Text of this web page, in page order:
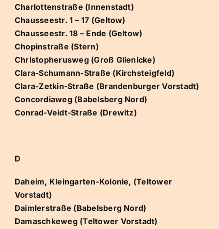
Charlottenstraße (Innenstadt)
Chausseestr. 1 – 17 (Geltow)
Chausseestr. 18 – Ende (Geltow)
Chopinstraße (Stern)
Christopherusweg (Groß Glienicke)
Clara-Schumann-Straße (Kirchsteigfeld)
Clara-Zetkin-Straße (Brandenburger Vorstadt)
Concordiaweg (Babelsberg Nord)
Conrad-Veidt-Straße (Drewitz)
D
Daheim, Kleingarten-Kolonie, (Teltower
Vorstadt)
Daimlerstraße (Babelsberg Nord)
Damaschkeweg (Teltower Vorstadt)